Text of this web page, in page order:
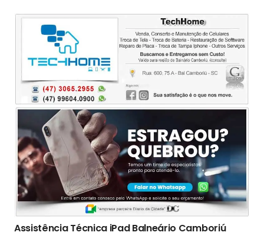
Assistência Técnica iPad Balneário Camboriú